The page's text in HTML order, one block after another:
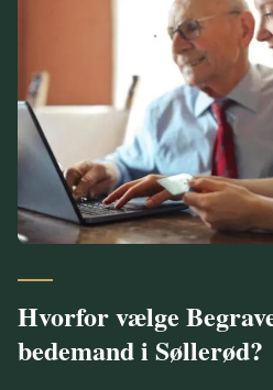
Hvorfor vælge
bedemand i Søllerød?